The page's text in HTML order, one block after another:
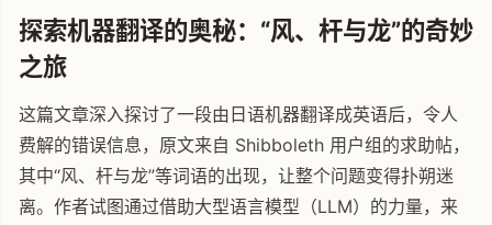
探索机器翻译的奥秘：“风、杆与龙”的奇妙
之旅
这篇文章深入探讨了一段由日语机器翻译成英语后，令人
费解的错误信息，原文来自 Shibboleth 用户组的求助帖，
其中“风、杆与龙”等词语的出现，让整个问题变得扑朔迷
离。作者试图通过借助大型语言模型（LLM）的力量，来